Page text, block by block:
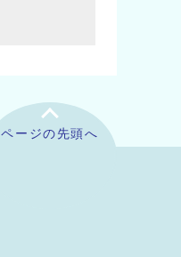
ページの先頭へ